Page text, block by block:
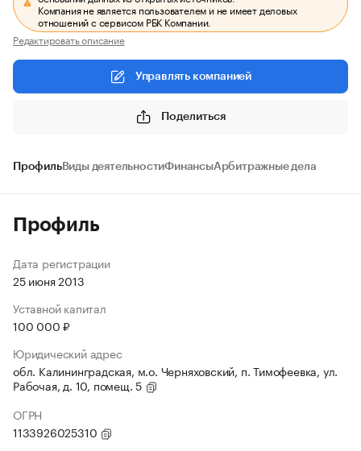
Компания не является пользователем и не имеет деловых
отношений с сервисом РБК Компании.
Редактировать описание
Управлять компанией
Поделиться
ПрофильВиды деятельностиФинансыАрбитражные дела
Профиль
Дата регистрации
25 июня 2013
Уставной капитал
100 000 ₽
Юридический адрес
обл. Калининградская, м.о. Черняховский, п. Тимофеевка, ул.
Рабочая, д. 10, помещ. 5
ОГРН
1133926025310